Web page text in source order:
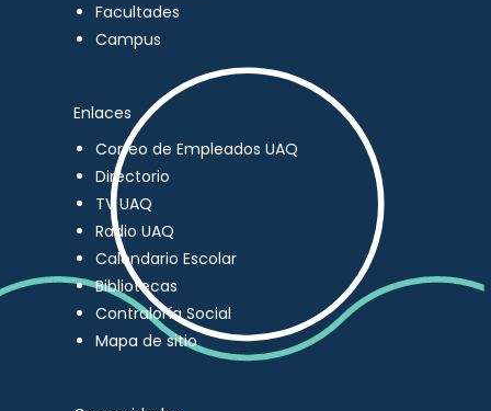
Facultades
Campus
Enlaces
Correo de Empleados UAQ
Directorio
TV UAQ
Radio UAQ
Calendario Escolar
Bibliotecas
Contraloría Social
Mapa de sitio